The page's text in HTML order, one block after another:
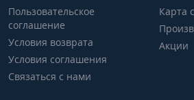
Пользовательское
соглашение
Условия возврата
Условия соглашения
Связаться с нами
Карта
Акции